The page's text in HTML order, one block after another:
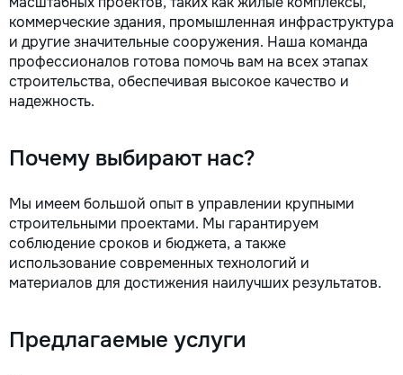
la fiecare detaliu. Contactați-ne
pentru o consultație gratuită și un
deviz fără obligații: 069 376 542
+373 603 31 178 Viber | WhatsApp
| Telegram Disponibili zilnic pentru
consultații și programări. Deviz
Reparații executate la timp și cu
ideile în locuințe confortabile,
moderne și funcționale! Calitatea
noastră – liniștea și confortul
dumneavoastră!
коммерческие здания, промышленная инфраструктура
и другие значительные сооружения. Наша команда
профессионалов готова помочь вам на всех этапах
строительства, обеспечивая высокое качество и
надежность.
Почему выбирают нас?
Мы имеем большой опыт в управлении крупными
строительными проектами. Мы гарантируем
соблюдение сроков и бюджета, а также
использование современных технологий и
материалов для достижения наилучших результатов.
Предлагаемые услуги